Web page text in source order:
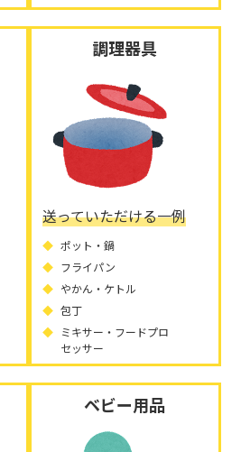
調理器具
送っていただける一例
ポット・鍋
フライパン
やかん・ケトル
包丁
ミキサー・フードプロ
セッサー
ベビー用品